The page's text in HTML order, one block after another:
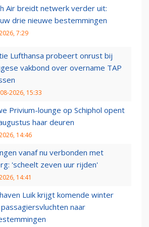
Air breidt netwerk verder uit:
drie nieuwe bestemmingen
7:29
Lufthansa probeert onrust bij
vakbond over overname TAP
2026, 15:33
Privium-lounge op Schiphol opent
haar deuren
14:46
vanaf nu verbonden met
'scheelt zeven uur rijden'
14:41
Luik krijgt komende winter
naar